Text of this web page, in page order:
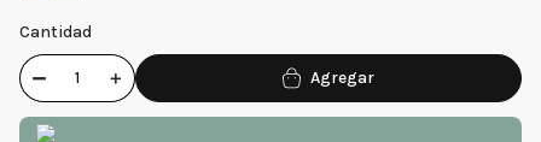
Cantidad
＋
－